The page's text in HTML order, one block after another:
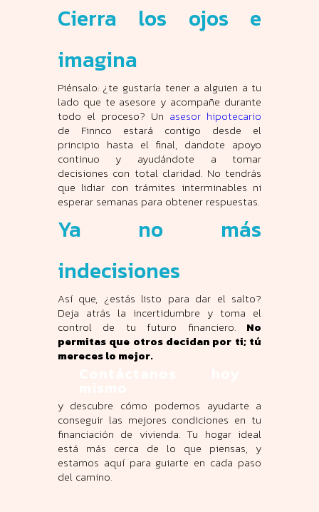
Cierra los ojos e
imagina
Piénsalo: ¿te gustaría tener a alguien a tu
lado que te asesore y acompañe durante
todo el proceso? Un asesor hipotecario
de Finnco estará contigo desde el
principio hasta el final, dandote apoyo
continuo y ayudándote a tomar
decisiones con total claridad. No tendrás
que lidiar con trámites interminables ni
esperar semanas para obtener respuestas.
Ya no más
indecisiones
Así que, ¿estás listo para dar el salto?
Deja atrás la incertidumbre y toma el
control de tu futuro financiero. No
permitas que otros decidan por ti; tú
mereces lo mejor.
y descubre cómo podemos ayudarte a
conseguir las mejores condiciones en tu
financiación de vivienda. Tu hogar ideal
está más cerca de lo que piensas, y
estamos aquí para guiarte en cada paso
del camino.